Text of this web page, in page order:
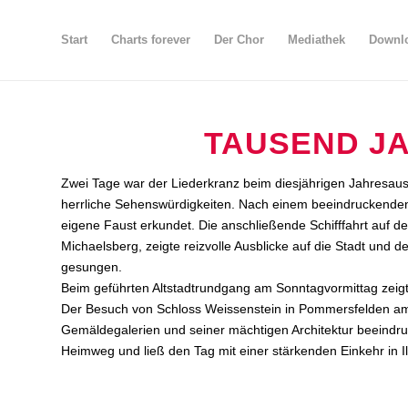
Start Charts forever Der Chor Mediathek
TAUSEND
Zwei Tage war der Liederkranz beim diesjährigen
herrliche Sehenswürdigkeiten. Nach einem
eigene Faust erkundet. Die anschließende Schifffahrt auf
Michaelsberg, zeigte reizvolle Ausblicke auf die Stadt und
gesungen.
Beim geführten Altstadtrundgang am Sonntagvormittag
Der Besuch von Schloss Weissenstein in Pommersfelden
Gemäldegalerien und seiner mächtigen Architektur
Heimweg und ließ den Tag mit einer stärkenden Einkehr in